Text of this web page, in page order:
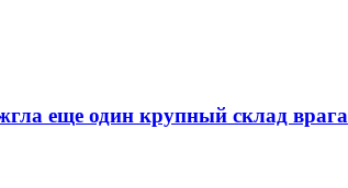
еще один крупный склад врага